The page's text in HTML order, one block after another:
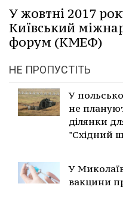
У жовтні 2017
Київський
форум (КМЕФ)
НЕ ПРОПУСТІТЬ
У
не
ділянки
"Східний
У
вакцини